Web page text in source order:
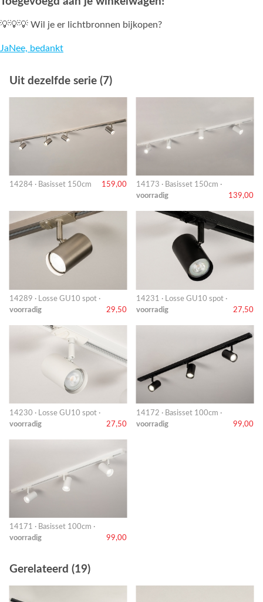
💡💡💡 Wil je er lichtbronnen bijkopen?
JaNee, bedankt
Uit dezelfde serie (7)
14284 · Basisset 150cm 159,00
14173 · Basisset 150cm ·
voorradig
139,00
14289 · Losse GU10 spot ·
voorradig
29,50
14231 · Losse GU10 spot ·
voorradig
27,50
14230 · Losse GU10 spot ·
voorradig
27,50
14172 · Basisset 100cm ·
voorradig
99,00
14171 · Basisset 100cm ·
voorradig
99,00
Gerelateerd (19)